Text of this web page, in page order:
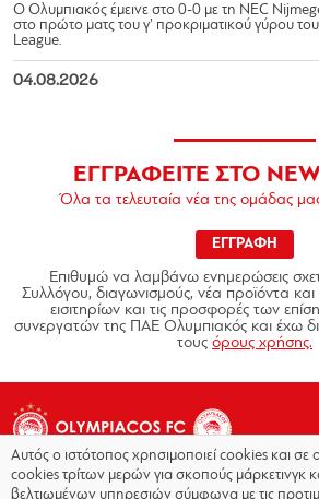
Ο Ολυμπιακός έμεινε στο 0-0 με τη NEC
στο πρώτο ματς του γ’ προκριματικού γύρου
League.
04.08.2026
ΕΓΓΡΑΦΕΙΤΕ ΣΤΟ
Όλα τα τελευταία νέα της ομάδας
ΕΓΓΡΑΦΗ
Επιθυμώ να λαμβάνω ενημερώσεις
Συλλόγου, διαγωνισμούς, νέα προϊόντα και
εισιτηρίων και τις προσφορές των
συνεργατών της ΠΑΕ Ολυμπιακός και έχω
τους όρους χρήσης.
Αυτός ο ιστότοπος χρησιμοποιεί cookies και σε
cookies τρίτων μερών για σκοπούς μάρκετινγκ
βελτιωμένων υπηρεσιών σύμφωνα με τις